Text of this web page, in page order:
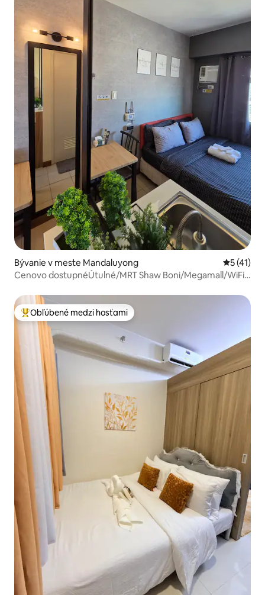
Bývanie v meste Mandaluyong
5 (41)
Cenovo dostupnéÚtulné/MRT Shaw Boni/Megamall/WiFi
Najobľúbenejšie medzi hosťami
Obľúbené medzi hosťami